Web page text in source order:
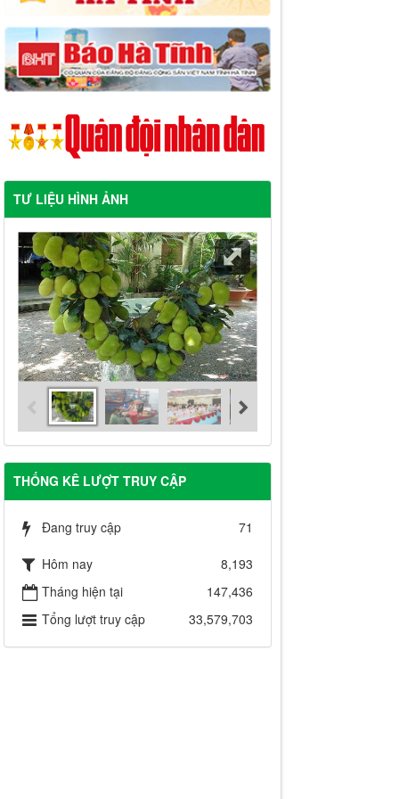
TƯ LIỆU HÌNH ẢNH
THỐNG KÊ LƯỢT TRUY CẬP
Đang truy cập 71
Hôm nay
8,193
Tháng hiện tại
147,436
Tổng lượt truy cập
33,579,703